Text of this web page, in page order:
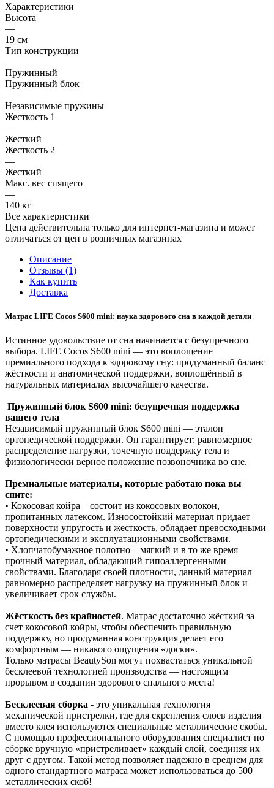
Характеристики
Высота
—
19 см
Тип конструкции
—
Пружинный
Пружинный блок
—
Независимые пружины
Жесткость 1
—
Жесткий
Жесткость 2
—
Жесткий
Макс. вес спящего
—
140 кг
Все характеристики
Цена действительна только для интернет-магазина и может
отличаться от цен в розничных магазинах
Описание
Отзывы (1)
Как купить
Доставка
Матрас LIFE Cocos S600 mini: наука здорового сна в каждой детали
Истинное удовольствие от сна начинается с безупречного
выбора. LIFE Cocos S600 mini — это воплощение
премиального подхода к здоровому сну: продуманный баланс
жёсткости и анатомической поддержки, воплощённый в
натуральных материалах высочайшего качества.
Пружинный блок S600 mini: безупречная поддержка
вашего тела
Независимый пружинный блок S600 mini — эталон
ортопедической поддержки. Он гарантирует: равномерное
распределение нагрузки, точечную поддержку тела и
физиологически верное положение позвоночника во сне.
Премиальные материалы, которые работаю пока вы
спите:
• Кокосовая койра – состоит из кокосовых волокон,
пропитанных латексом. Износостойкий материал придает
поверхности упругость и жесткость, обладает превосходными
ортопедическими и эксплуатационными свойствами.
• Хлопчатобумажное полотно – мягкий и в то же время
прочный материал, обладающий гипоаллергенными
свойствами. Благодаря своей плотности, данный материал
равномерно распределяет нагрузку на пружинный блок и
увеличивает срок службы.
Жёсткость без крайностей. Матрас достаточно жёсткий за
счет кокосовой койры, чтобы обеспечить правильную
поддержку, но продуманная конструкция делает его
комфортным — никакого ощущения «доски».
Только матрасы BeautySon могут похвастаться уникальной
бесклеевой технологией производства — настоящим
прорывом в создании здорового спального места!
Бесклеевая сборка - это уникальная технология
механической пристрелки, где для скрепления слоев изделия
вместо клея используются специальные металлические скобы.
С помощью профессионального оборудования специалист по
сборке вручную «пристреливает» каждый слой, соединяя их
друг с другом. Такой метод позволяет надежно в среднем для
одного стандартного матраса может использоваться до 500
металлических скоб!